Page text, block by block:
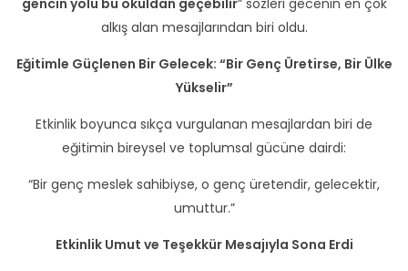
gencin yolu bu okuldan geçebilir” sözleri gecenin en çok
alkış alan mesajlarından biri oldu.
Eğitimle Güçlenen Bir Gelecek: “Bir Genç Üretirse, Bir Ülke
Yükselir”
Etkinlik boyunca sıkça vurgulanan mesajlardan biri de
eğitimin bireysel ve toplumsal gücüne dairdi:
“Bir genç meslek sahibiyse, o genç üretendir, gelecektir,
umuttur.”
Etkinlik Umut ve Teşekkür Mesajıyla Sona Erdi